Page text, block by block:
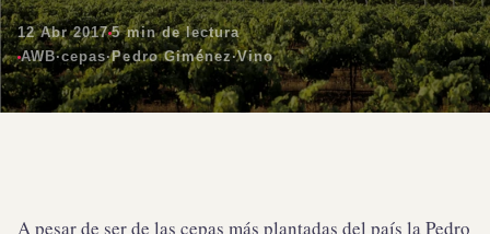
12 Abr 2017 5 min de lectura
AWB·cepas·Pedro Giménez·Vino
A pesar de ser de las cepas más plantadas del país la Pedro